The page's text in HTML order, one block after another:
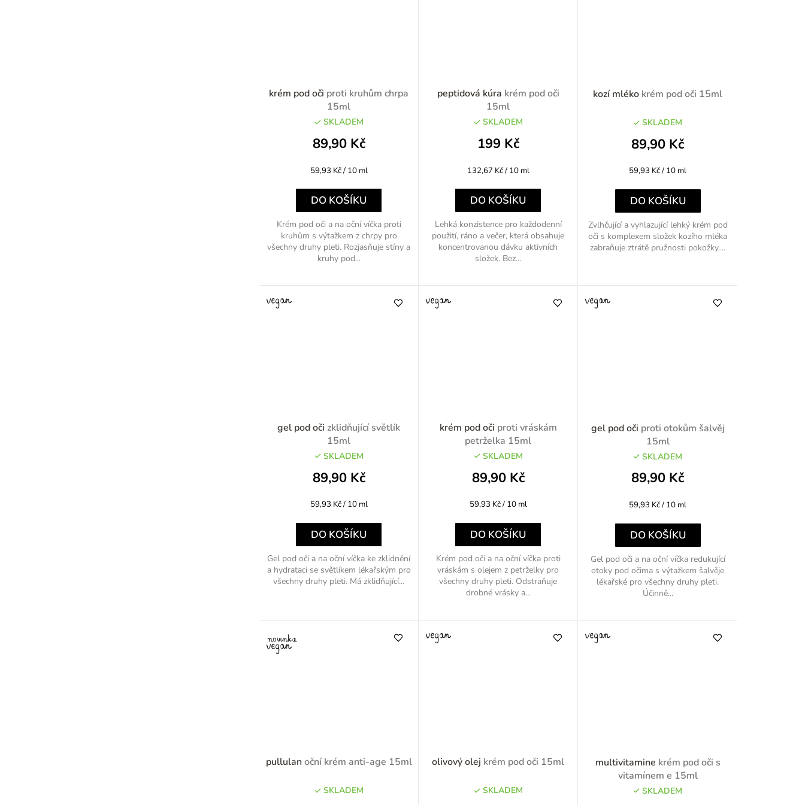
krém pod oči proti kruhům chrpa
15ml
SKLADEM
89,90 Kč
Měrná
59,93 Kč / 10 ml
DO KOŠÍKU
Krém pod oči a na oční víčka proti
kruhům s výtažkem z chrpy pro
všechny druhy pleti. Rozjasňuje stíny a
kruhy pod...
peptidová kúra krém pod oči
15ml
SKLADEM
199 Kč
Měrná
132,67 Kč / 10 ml
DO KOŠÍKU
Lehká konzistence pro každodenní
použití, ráno a večer, která obsahuje
koncentrovanou dávku aktivních
složek. Bez...
kozí mléko krém pod oči 15ml
SKLADEM
89,90 Kč
Měrná
59,93 Kč / 10 ml
DO KOŠÍKU
Zvlhčující a vyhlazující lehký krém pod
oči s komplexem složek kozího mléka
zabraňuje ztrátě pružnosti pokožky....
gel pod oči zklidňující světlík
15ml
SKLADEM
89,90 Kč
Měrná
59,93 Kč / 10 ml
DO KOŠÍKU
Gel pod oči a na oční víčka ke zklidnění
a hydrataci se světlíkem lékařským pro
všechny druhy pleti. Má zklidňující...
krém pod oči proti vráskám
petrželka 15ml
SKLADEM
89,90 Kč
Měrná
59,93 Kč / 10 ml
DO KOŠÍKU
Krém pod oči a na oční víčka proti
vráskám s olejem z petrželky pro
všechny druhy pleti. Odstraňuje
drobné vrásky a...
gel pod oči proti otokům šalvěj
15ml
SKLADEM
89,90 Kč
Měrná
59,93 Kč / 10 ml
DO KOŠÍKU
Gel pod oči a na oční víčka redukující
otoky pod očima s výtažkem šalvěje
lékařské pro všechny druhy pleti.
Účinně...
pullulanoční krém anti-age 15ml
SKLADEM
olivový olej krém pod oči 15ml
SKLADEM
multivitamine krém pod oči s
vitamínem e 15ml
SKLADEM